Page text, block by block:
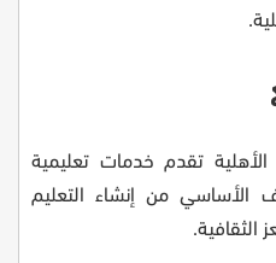
تقدم خدمات تعليمية
الأساسي من إنشاء التعليم
الثقافية.